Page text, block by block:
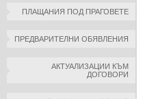
ПЛАЩАНИЯ ПОД ПРАГОВЕТЕ
ПРЕДВАРИТЕЛНИ ОБЯВЛЕНИЯ
АКТУАЛИЗАЦИИ КЪМ
ДОГОВОРИ